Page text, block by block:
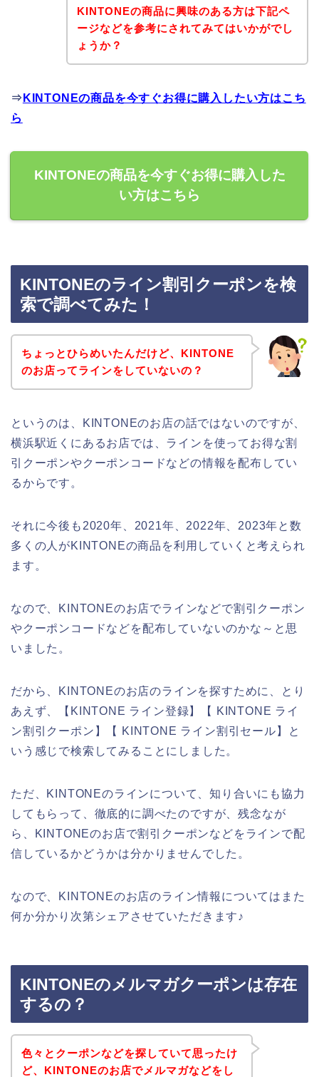
KINTONEの商品に興味のある方は下記ペ
ージなどを参考にされてみてはいかがでし
ょうか？
⇒ KINTONEの商品を今すぐお得に購入したい方はこち
ら
KINTONEの商品を今すぐお得に購入した
い方はこちら
KINTONEのライン割引クーポンを検
索で調べてみた！
ちょっとひらめいたんだけど、KINTONE
のお店ってラインをしていないの？
というのは、KINTONEのお店の話ではないのですが、
横浜駅近くにあるお店では、ラインを使ってお得な割
引クーポンやクーポンコードなどの情報を配布してい
るからです。
それに今後も2020年、2021年、2022年、2023年と数
多くの人がKINTONEの商品を利用していくと考えられ
ます。
なので、KINTONEのお店でラインなどで割引クーポン
やクーポンコードなどを配布していないのかな～と思
いました。
だから、KINTONEのお店のラインを探すために、とり
あえず、【KINTONE ライン登録】【 KINTONE ライ
ン割引クーポン】【 KINTONE ライン割引セール】と
いう感じで検索してみることにしました。
ただ、KINTONEのラインについて、知り合いにも協力
してもらって、徹底的に調べたのですが、残念なが
ら、KINTONEのお店で割引クーポンなどをラインで配
信しているかどうかは分かりませんでした。
なので、KINTONEのお店のライン情報についてはまた
何か分かり次第シェアさせていただきます♪
KINTONEのメルマガクーポンは存在
するの？
色々とクーポンなどを探していて思ったけ
ど、KINTONEのお店でメルマガなどをし